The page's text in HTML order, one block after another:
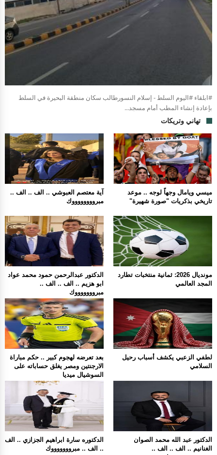
#ابلقاء #اليوم السلط - إسلام النسورطالب سكان منطقة البحيرة في السلط
بإعادة إنشاء المطب أمام مسجد...
تهاني وتريكات
آية معتصم العبوشي .. الف .. الف ..
مبرووووووووك
ميسي ويامال وجهاً لوجه .. موعد
تاريخي بذكريات "صورة شهيرة"
الدكتور عبدالرحمن حمود محمد عواد
ابو هزيم .. الف .. الف ..
مبروووووووك
مونديال 2026: ثمانية منتخبات تطارد
المجد العالمي
بعد تعرضه لهجوم كبير .. حكم مباراة
الارجنتين ومصر يغلق حساباته على
السوشيال ميديا
لطفي الزعبي يكشف أسباب رحيل
السلامي
الدكتوره سارة ابراهيم الجزازي .. الف
.. الف .. مبروووووووك
الدكتور عبد الله محمد الصوان
الغنانيم .. الف .. الف ..